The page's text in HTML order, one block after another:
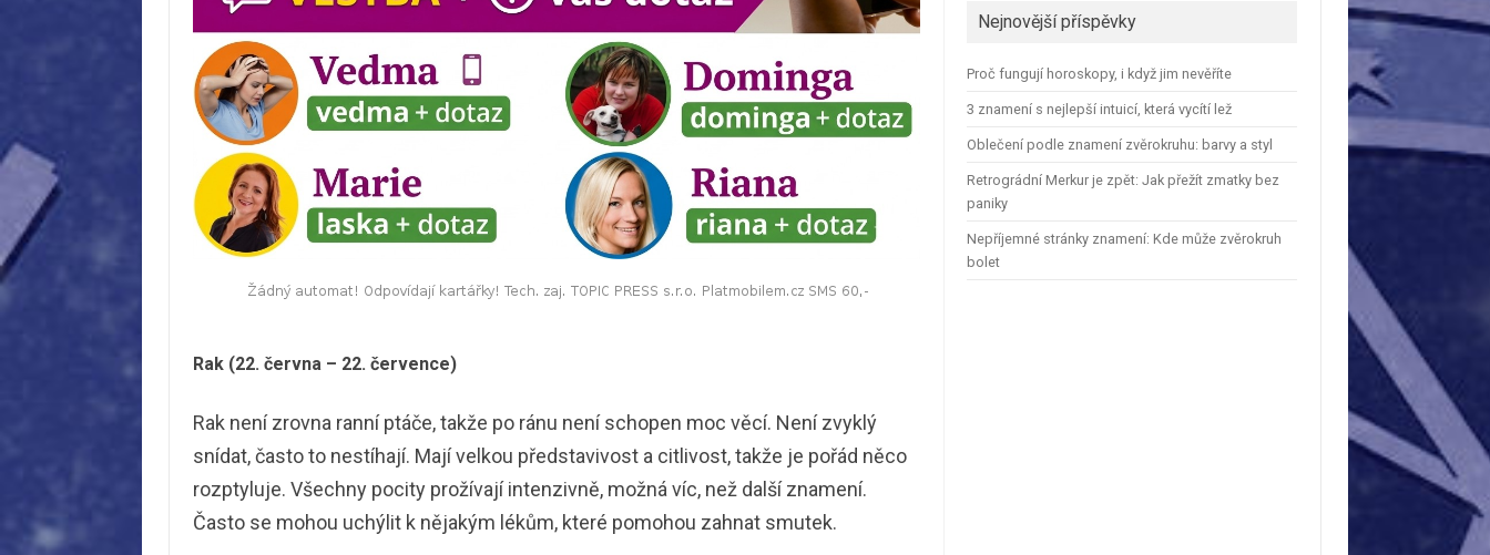
Rak (22. června – 22. července)
Rak není zrovna ranní ptáče, takže po ránu není schopen moc věcí. Není zvyklý
snídat, často to nestíhají. Mají velkou představivost a citlivost, takže je pořád něco
rozptyluje. Všechny pocity prožívají intenzivně, možná víc, než další znamení.
Často se mohou uchýlit k nějakým lékům, které pomohou zahnat smutek.
Nejnovější příspěvky
Proč fungují horoskopy, i když jim nevěříte
3 znamení s nejlepší intuicí, která vycítí lež
Oblečení podle znamení zvěrokruhu: barvy a styl
Retrográdní Merkur je zpět: Jak přežít zmatky bez
paniky
Nepříjemné stránky znamení: Kde může zvěrokruh
bolet